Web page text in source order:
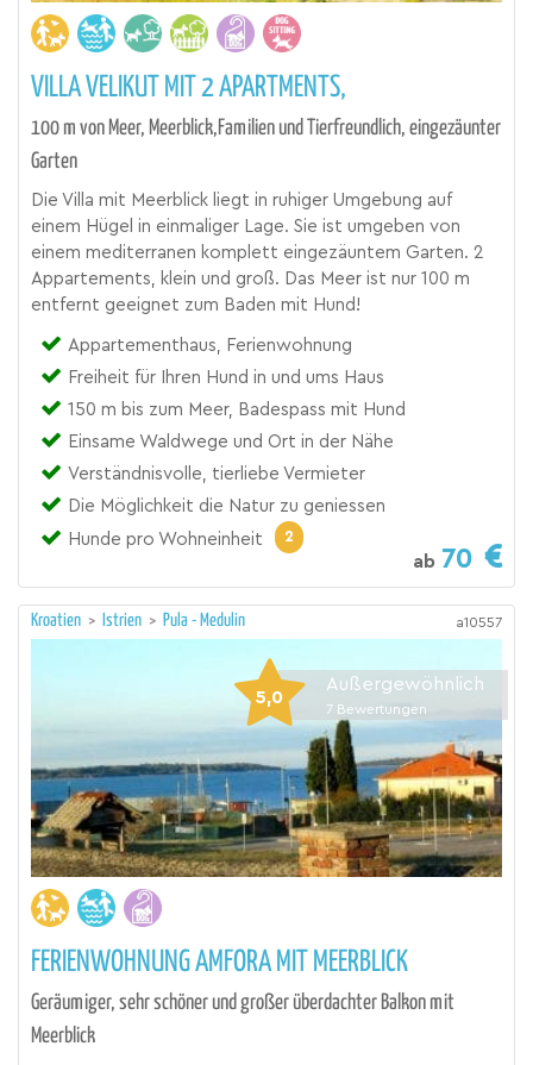
VILLA VELIKUT MIT 2 APARTMENTS,
100 m von Meer, Meerblick,Familien und Tierfreundlich, eingezäunter
Garten
Die Villa mit Meerblick liegt in ruhiger Umgebung auf
einem Hügel in einmaliger Lage. Sie ist umgeben von
einem mediterranen komplett eingezäuntem Garten. 2
Appartements, klein und groß. Das Meer ist nur 100 m
entfernt geeignet zum Baden mit Hund!
Appartementhaus, Ferienwohnung
Freiheit für Ihren Hund in und ums Haus
150 m bis zum Meer, Badespass mit Hund
Einsame Waldwege und Ort in der Nähe
Verständnisvolle, tierliebe Vermieter
Die Möglichkeit die Natur zu geniessen
Hunde pro Wohneinheit
2
ab 70
Kroatien > Istrien > Pula - Medulin a10557
5,0
Außergewöhnlich
7 Bewertungen
FERIENWOHNUNG AMFORA MIT MEERBLICK
Geräumiger, sehr schöner und großer überdachter Balkon mit
Meerblick